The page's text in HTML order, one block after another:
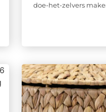
doe-het-zelvers